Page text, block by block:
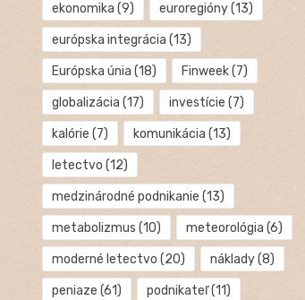
ekonomika (9) euroregióny(13)
európska integrácia (13)
Európska únia (18) Finweek(7)
globalizácia (17) investície (7)
kalórie (7) komunikácia (13)
letectvo (12)
medzinárodné podnikanie (13)
metabolizmus (10) meteorológia (6)
moderné letectvo (20) náklady(8)
peniaze (61) podnikateľ(11)